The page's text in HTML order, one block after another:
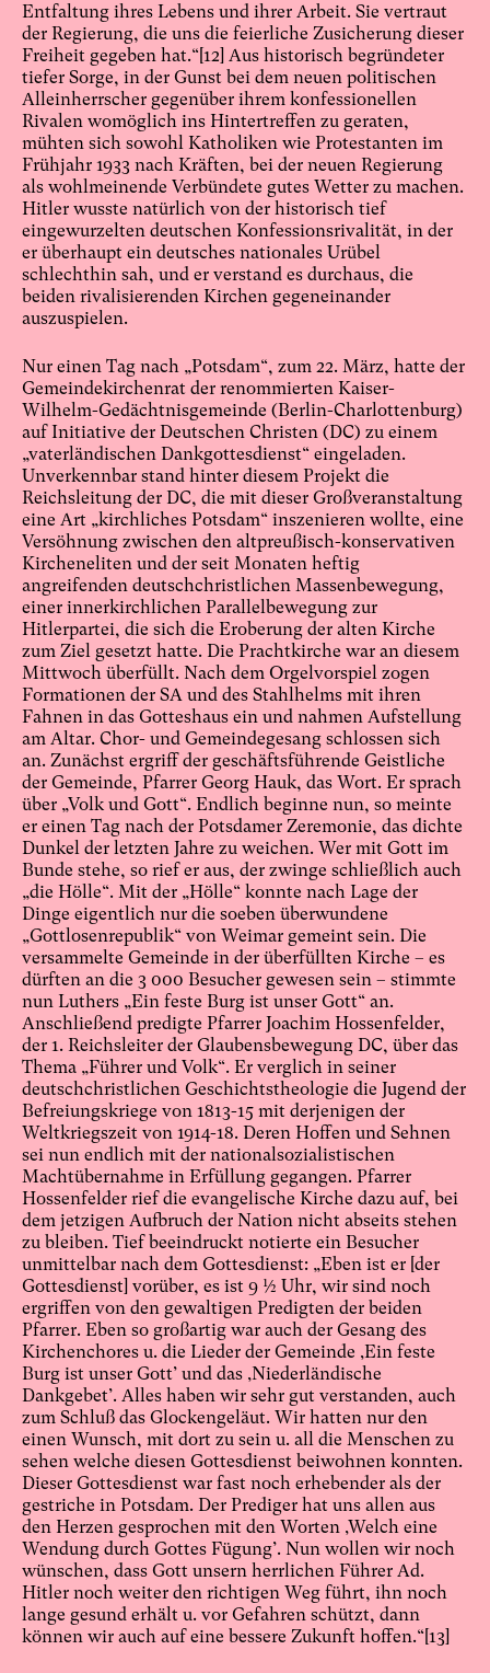
Entfaltung ihres Lebens und ihrer Arbeit. Sie vertraut
der Regierung, die uns die feierliche Zusicherung dieser
Freiheit gegeben hat.“ [12] Aus historisch begründeter
tiefer Sorge, in der Gunst bei dem neuen politischen
Alleinherrscher gegenüber ihrem konfessionellen
Rivalen womöglich ins Hintertreffen zu geraten,
mühten sich sowohl Katholiken wie Protestanten im
Frühjahr 1933 nach Kräften, bei der neuen Regierung
als wohlmeinende Verbündete gutes Wetter zu machen.
Hitler wusste natürlich von der historisch tief
eingewurzelten deutschen Konfessionsrivalität, in der
er überhaupt ein deutsches nationales Urübel
schlechthin sah, und er verstand es durchaus, die
beiden rivalisierenden Kirchen gegeneinander
auszuspielen.
Nur einen Tag nach „Potsdam“, zum 22. März, hatte der
Gemeindekirchenrat der renommierten Kaiser-
Wilhelm-Gedächtnisgemeinde (Berlin-Charlottenburg)
auf Initiative der Deutschen Christen (DC) zu einem
„vaterländischen Dankgottesdienst“ eingeladen.
Unverkennbar stand hinter diesem Projekt die
Reichsleitung der DC, die mit dieser Großveranstaltung
eine Art „kirchliches Potsdam“ inszenieren wollte, eine
Versöhnung zwischen den altpreußisch-konservativen
Kircheneliten und der seit Monaten heftig
angreifenden deutschchristlichen Massenbewegung,
einer innerkirchlichen Parallelbewegung zur
Hitlerpartei, die sich die Eroberung der alten Kirche
zum Ziel gesetzt hatte. Die Prachtkirche war an diesem
Mittwoch überfüllt. Nach dem Orgelvorspiel zogen
Formationen der SA und des Stahlhelms mit ihren
Fahnen in das Gotteshaus ein und nahmen Aufstellung
am Altar. Chor- und Gemeindegesang schlossen sich
an. Zunächst ergriff der geschäftsführende Geistliche
der Gemeinde, Pfarrer Georg Hauk, das Wort. Er sprach
über „Volk und Gott“. Endlich beginne nun, so meinte
er einen Tag nach der Potsdamer Zeremonie, das dichte
Dunkel der letzten Jahre zu weichen. Wer mit Gott im
Bunde stehe, so rief er aus, der zwinge schließlich auch
„die Hölle“. Mit der „Hölle“ konnte nach Lage der
Dinge eigentlich nur die soeben überwundene
„Gottlosenrepublik“ von Weimar gemeint sein. Die
versammelte Gemeinde in der überfüllten Kirche – es
dürften an die 3 000 Besucher gewesen sein – stimmte
nun Luthers „Ein feste Burg ist unser Gott“ an.
Anschließend predigte Pfarrer Joachim Hossenfelder,
der 1. Reichsleiter der Glaubensbewegung DC, über das
Thema „Führer und Volk“. Er verglich in seiner
deutschchristlichen Geschichtstheologie die Jugend der
Befreiungskriege von 1813-15 mit derjenigen der
Weltkriegszeit von 1914-18. Deren Hoffen und Sehnen
sei nun endlich mit der nationalsozialistischen
Machtübernahme in Erfüllung gegangen. Pfarrer
Hossenfelder rief die evangelische Kirche dazu auf, bei
dem jetzigen Aufbruch der Nation nicht abseits stehen
zu bleiben. Tief beeindruckt notierte ein Besucher
unmittelbar nach dem Gottesdienst: „Eben ist er [der
Gottesdienst] vorüber, es ist 9 ½ Uhr, wir sind noch
ergriffen von den gewaltigen Predigten der beiden
Pfarrer. Eben so großartig war auch der Gesang des
Kirchenchores u. die Lieder der Gemeinde ‚Ein feste
Burg ist unser Gott’ und das ‚Niederländische
Dankgebet’. Alles haben wir sehr gut verstanden, auch
zum Schluß das Glockengeläut. Wir hatten nur den
einen Wunsch, mit dort zu sein u. all die Menschen zu
sehen welche diesen Gottesdienst beiwohnen konnten.
Dieser Gottesdienst war fast noch erhebender als der
gestriche in Potsdam. Der Prediger hat uns allen aus
den Herzen gesprochen mit den Worten ‚Welch eine
Wendung durch Gottes Fügung’. Nun wollen wir noch
wünschen, dass Gott unsern herrlichen Führer Ad.
Hitler noch weiter den richtigen Weg führt, ihn noch
lange gesund erhält u. vor Gefahren schützt, dann
können wir auch auf eine bessere Zukunft hoffen.“ [13]